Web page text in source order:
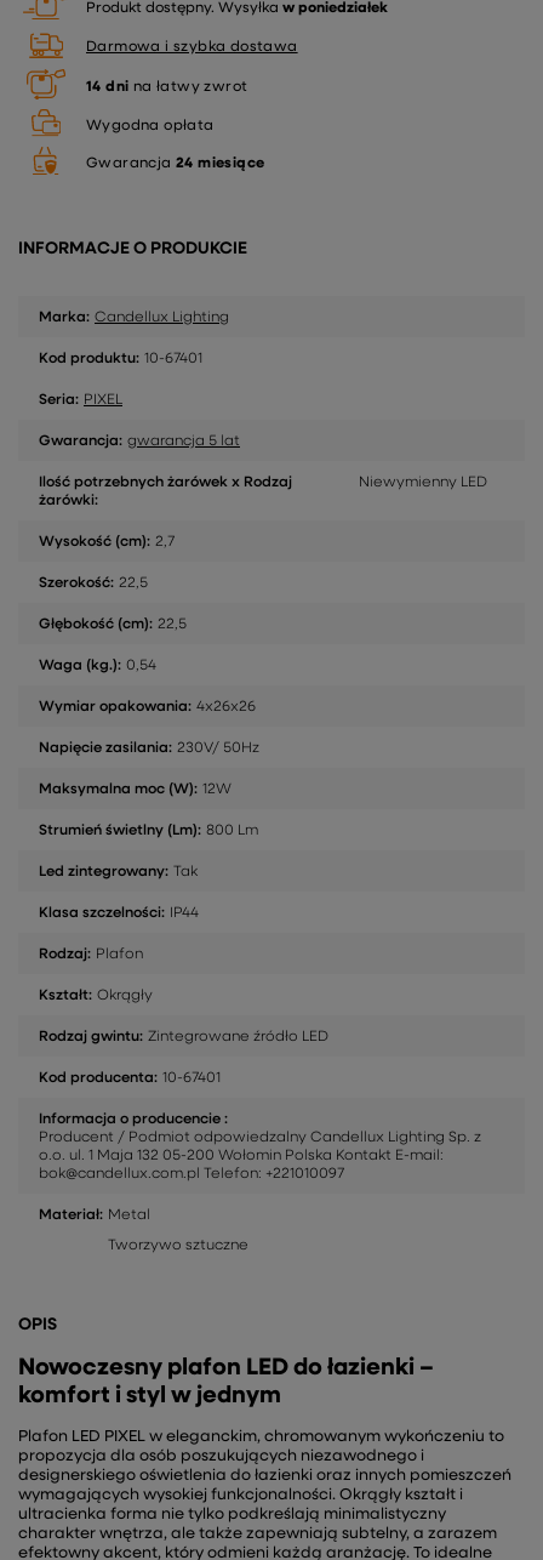
Produkt dostępny Wysyłka w poniedziałek
Darmowa i szybka dostawa
14 dni na łatwy zwrot
Wygodna opłata
Gwarancja 24 miesiące
INFORMACJE O PRODUKCIE
Marka: Candellux Lighting
Kod produktu: 10-67401
Seria: PIXEL
Gwarancja: gwarancja 5 lat
Ilość potrzebnych żarówek x Rodzaj
żarówki:
Niewymienny LED
Wysokość (cm): 2,7
Szerokość: 22,5
Głębokość (cm): 22,5
Waga (kg.): 0,54
Wymiar opakowania: 4x26x26
Napięcie zasilania: 230V/ 50Hz
Maksymalna moc (W): 12W
Strumień świetlny (Lm): 800 Lm
Led zintegrowany: Tak
Klasa szczelności: IP44
Rodzaj: Plafon
Kształt: Okrągły
Rodzaj gwintu: Zintegrowane źródło LED
Kod producenta: 10-67401
Informacja o producencie :
Producent / Podmiot odpowiedzalny Candellux Lighting Sp. z
o.o. ul. 1 Maja 132 05-200 Wołomin Polska Kontakt E-mail:
bok@candellux.com.pl Telefon: +221010097
Materiał: Metal
Tworzywo sztuczne
OPIS
Nowoczesny plafon LED do łazienki –
komfort i styl w jednym
Plafon LED PIXEL w eleganckim, chromowanym wykończeniu to
propozycja dla osób poszukujących niezawodnego i
designerskiego oświetlenia do łazienki oraz innych pomieszczeń
wymagających wysokiej funkcjonalności. Okrągły kształt i
ultracienka forma nie tylko podkreślają minimalistyczny
charakter wnętrza, ale także zapewniają subtelny, a zarazem
efektowny akcent, który odmieni każdą aranżację. To idealne